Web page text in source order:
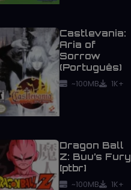
Castlevania:
Aria of
Sorrow
(Português)
~100MB 1K+
Dragon Ball
Z: Buu’s Fury
[ptbr]
~100MB 1K+